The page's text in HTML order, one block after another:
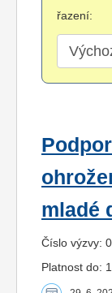
řazení:
mladé
Číslo výzvy:
Platnost do: